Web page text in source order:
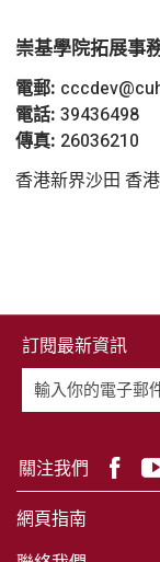
崇基學院拓展事
電郵:
電話: 39436498
傳真: 26036210
香港新界沙田 香
網頁指南
訂閱最新資訊
關注我們